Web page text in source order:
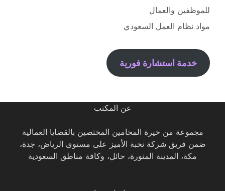
للموظفين والعمال
مواد نظام العمل السعودي
خدمة استشارة فورية
عن المكتب
مجموعة من خيرة المحامين المختصين بالقضايا العمالية
ضمن فريق شركة نخبة الأميز على مستوى الرياض، جدة،
مكة، المدينة المنورة، حائل، وكافة مناطق السعودية